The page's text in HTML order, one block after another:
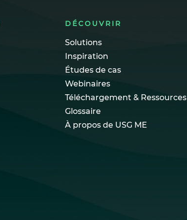
DÉCOUVRIR
Solutions
Inspiration
Études de cas
Webinaires
Téléchargement & Ressources
Glossaire
À propos de USG ME